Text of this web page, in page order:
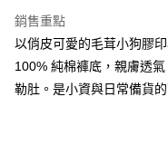
相關說明
AFTEE先享後付是「在收到
便利好安心！
１．簡單：不需註冊會員、不
２．便利：只要手機號碼，簡
ATM付款
運送方式
銷售重點
以俏皮可愛的毛茸小狗膠
100% 純棉褲底，親膚透
勒肚。是小資與日常備貨的